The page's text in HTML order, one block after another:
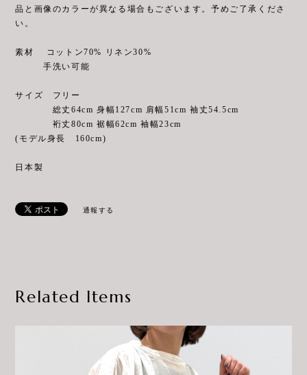
品と画像のカラーが異なる場合もございます。予めご了承くださ
い。
素材 コットン70% リネン30%
手洗い可能
サイズ フリー
総丈64cm 身幅127cm 肩幅51cm 袖丈54.5cm
裄丈80cm 裾幅62cm 袖幅23cm
(モデル身長 160cm)
日本製
通報する
Related Items